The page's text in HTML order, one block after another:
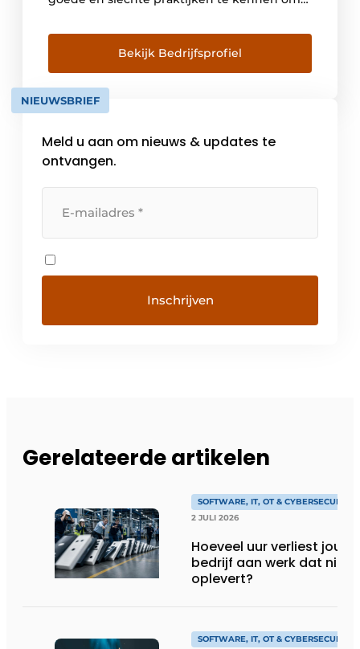
Klanttevredenheid is onze prioriteit en we
zijn er trots om excellentie te leveren met
een persoonlijk […]
Bekijk Bedrijfsprofiel
NIEUWSBRIEF
Meld u aan om nieuws & updates te
ontvangen.
Gerelateerde artikelen
SOFTWARE, IT, OT & CYBERSECURITY
2 JULI 2026
Hoeveel uur verliest jouw
bedrijf aan werk dat niks
oplevert?
SOFTWARE, IT, OT & CYBERSECURITY